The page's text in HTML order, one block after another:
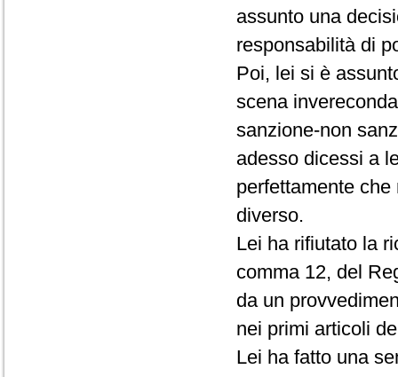
assunto una
responsabilità di
Poi, lei si è
scena
sanzione-non
adesso dicessi a
perfettamente
diverso.
Lei ha rifiutato la
comma 12, del
da un
nei primi articoli
Lei ha fatto una